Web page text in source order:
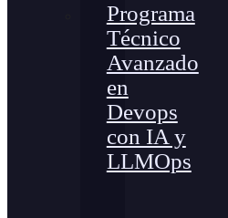
Programa
Técnico
Avanzado
en
Devops
con IA y
LLMOps